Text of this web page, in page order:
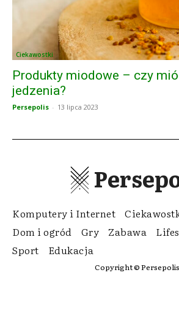
Ciekawostki
Produkty miodowe – czy
jedzenia?
Persepolis - 13 lipca 2023
Komputery i Internet
Dom i ogród
Gry Zabawa
Sport
Edukacja
Copyright © Persepolis